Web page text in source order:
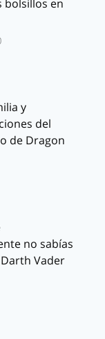
bolsillos en
y
del
de Dragon
no sabías
Vader